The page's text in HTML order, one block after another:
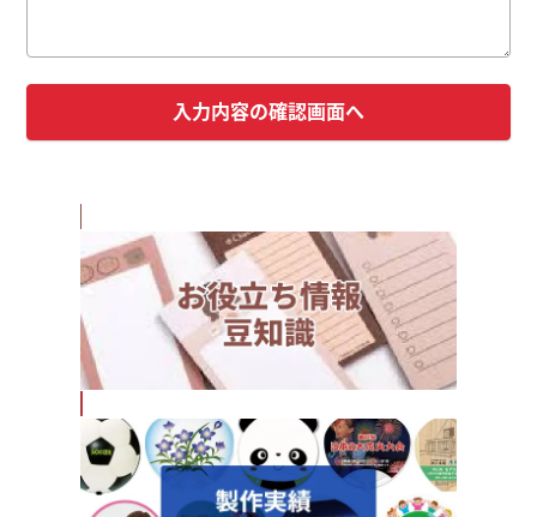
入力内容の確認画面へ